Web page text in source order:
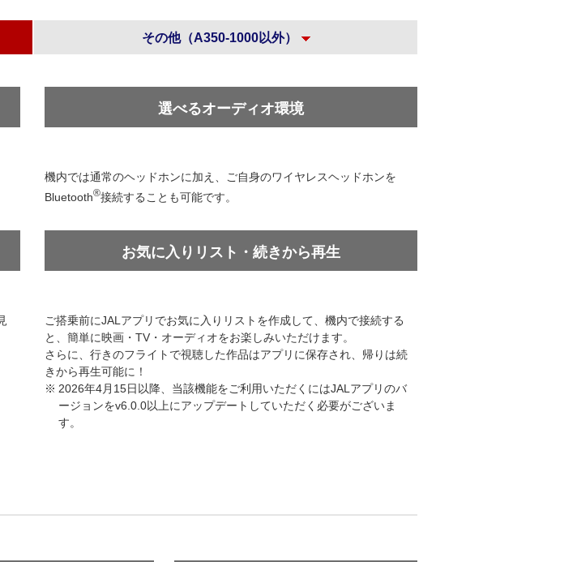
その他（A350-1000以外）
選べるオーディオ環境
機内では通常のヘッドホンに加え、ご自身のワイヤレスヘッドホンを
Bluetooth®接続することも可能です。
お気に入りリスト・続きから再生
ご搭乗前にJALアプリでお気に入りリストを作成して、機内で接続する
と、簡単に映画・TV・オーディオをお楽しみいただけます。
さらに、行きのフライトで視聴した作品はアプリに保存され、帰りは続
きから再生可能に！
2026年4月15日以降、当該機能をご利用いただくにはJALアプリのバ
ージョンをv6.0.0以上にアップデートしていただく必要がございま
す。